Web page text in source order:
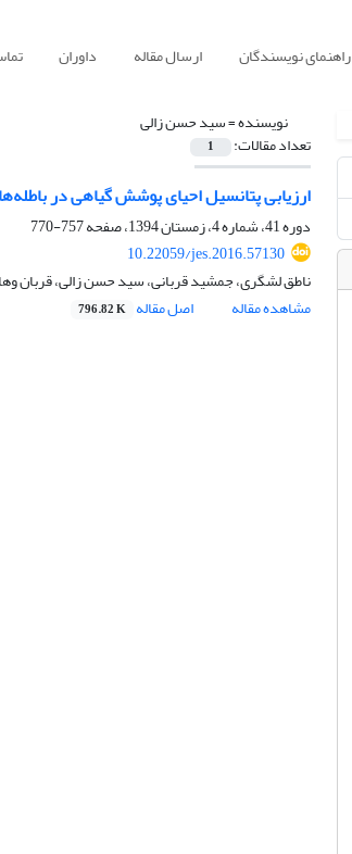
راهنمای نویسندگان ارسال مقاله داوران
نویسنده =سید حسن زالی
تعداد مقالات: 1
ارزیابی پتانسیل احیای پوشش گیاهی در
دوره 41، شماره 4، زمستان 1394، صفحه
757-770
10.22059/jes.2016.57130
ناطق لشگری، جمشید قربانی، سید حسن زالی، قربان
مشاهده مقاله
اصل مقاله 796.82 K